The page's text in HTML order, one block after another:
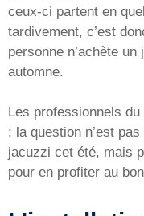
ceux-ci partent en
tardivement, c’est
personne n’achète
automne.
Les professionnels
: la question n’est
jacuzzi cet été, mais
pour en profiter au